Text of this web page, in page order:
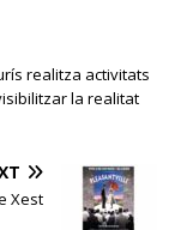
realitza activitats
la realitat
Xest